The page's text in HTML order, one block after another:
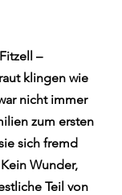
Impfung Einreise
–
klingen wie
nicht immer
zum ersten
sich fremd
Wunder,
Teil von